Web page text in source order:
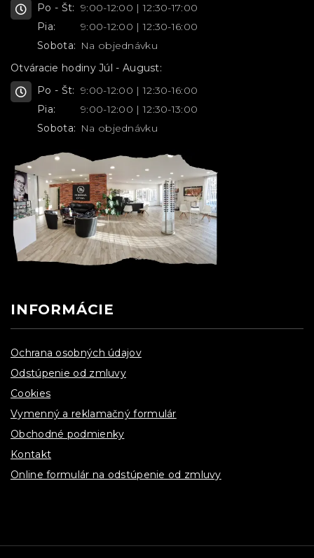
Po - Št: 9:00-12:00 | 12:30-17:00
Pia:
9:00-12:00 | 12:30-16:00
Sobota: Na objednávku
Otváracie hodiny Júl - August:
Po - Št: 9:00-12:00 | 12:30-16:00
Pia:
9:00-12:00 | 12:30-13:00
Sobota: Na objednávku
INFORMÁCIE
Ochrana osobných údajov
Odstúpenie od zmluvy
Cookies
Vymenný a reklamačný formulár
Obchodné podmienky
Kontakt
Online formulár na odstúpenie od zmluvy